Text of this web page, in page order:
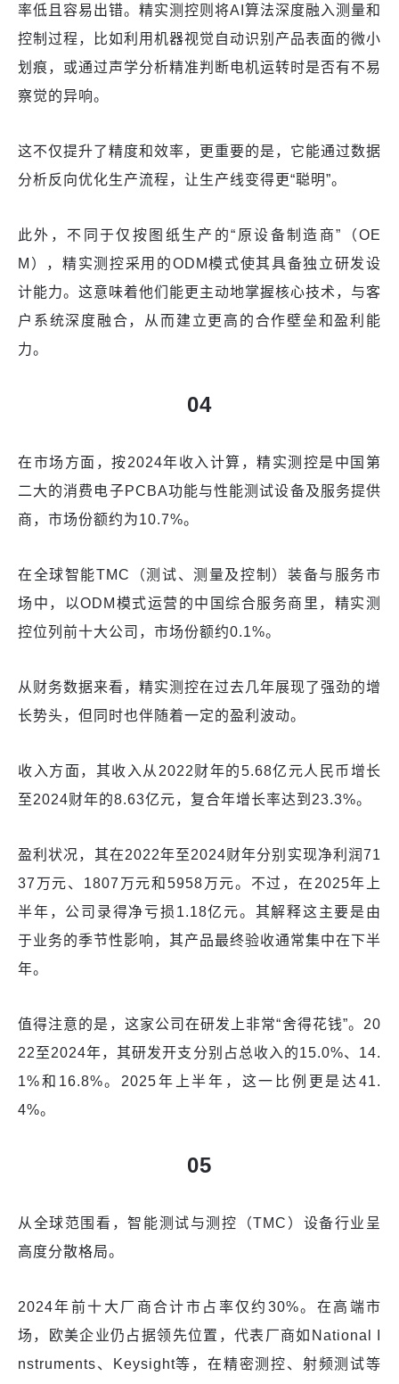
率低且容易出错。精实测控则将AI算法深度融入测量和
控制过程，比如利用机器视觉自动识别产品表面的微小
划痕，或通过声学分析精准判断电机运转时是否有不易
察觉的异响。
这不仅提升了精度和效率，更重要的是，它能通过数据
分析反向优化生产流程，让生产线变得更“聪明”。
此外，不同于仅按图纸生产的“原设备制造商”（OE
M），精实测控采用的ODM模式使其具备独立研发设
计能力。这意味着他们能更主动地掌握核心技术，与客
户系统深度融合，从而建立更高的合作壁垒和盈利能
力。
04
在市场方面，按2024年收入计算，精实测控是中国第
二大的消费电子PCBA功能与性能测试设备及服务提供
商，市场份额约为10.7%。
在全球智能TMC（测试、测量及控制）装备与服务市
场中，以ODM模式运营的中国综合服务商里，精实测
控位列前十大公司，市场份额约0.1%。
从财务数据来看，精实测控在过去几年展现了强劲的增
长势头，但同时也伴随着一定的盈利波动。
收入方面，其收入从2022财年的5.68亿元人民币增长
至2024财年的8.63亿元，复合年增长率达到23.3%。
盈利状况，其在2022年至2024财年分别实现净利润71
37万元、1807万元和5958万元。不过，在2025年上
半年，公司录得净亏损1.18亿元。其解释这主要是由
于业务的季节性影响，其产品最终验收通常集中在下半
年。
值得注意的是，这家公司在研发上非常“舍得花钱”。20
22至2024年，其研发开支分别占总收入的15.0%、14.
1%和16.8%。2025年上半年，这一比例更是达41.
4%。
05
从全球范围看，智能测试与测控（TMC）设备行业呈
高度分散格局。
2024年前十大厂商合计市占率仅约30%。在高端市
场，欧美企业仍占据领先位置，代表厂商如National I
nstruments、Keysight等，在精密测控、射频测试等